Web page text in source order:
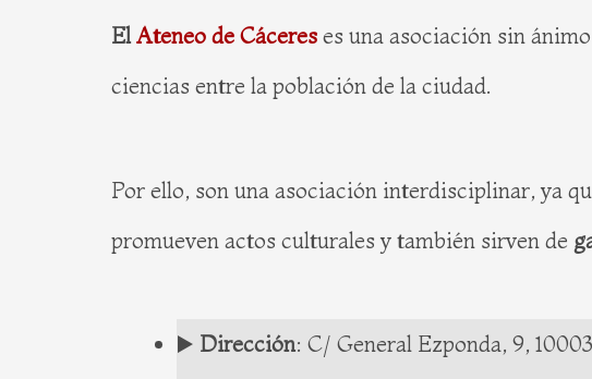
ElAteneo de Cáceres es una asociación sin
ciencias entre la población de la ciudad.
Por ello, son una asociación interdisciplinar, ya
promueven actos culturales y también sirven de
▶️ Dirección: C/ General Ezponda, 9, 10003